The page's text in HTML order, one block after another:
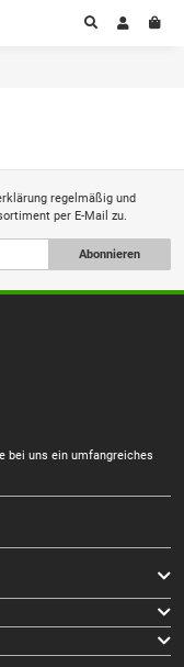
regelmäßig und
per E-Mail zu.
Abonnieren
bei uns ein umfangreiches